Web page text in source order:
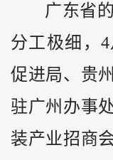
广东省
分工极细，4
促进局、贵
驻广州办事
装产业招商